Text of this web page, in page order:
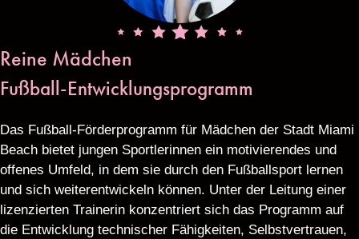
Reine Mädchen
Fußball-Entwicklungsprogramm
Das Fußball-Förderprogramm für Mädchen der Stadt Miami
Beach bietet jungen Sportlerinnen ein motivierendes und
offenes Umfeld, in dem sie durch den Fußballsport lernen
und sich weiterentwickeln können. Unter der Leitung einer
lizenzierten Trainerin konzentriert sich das Programm auf
die Entwicklung technischer Fähigkeiten, Selbstvertrauen,